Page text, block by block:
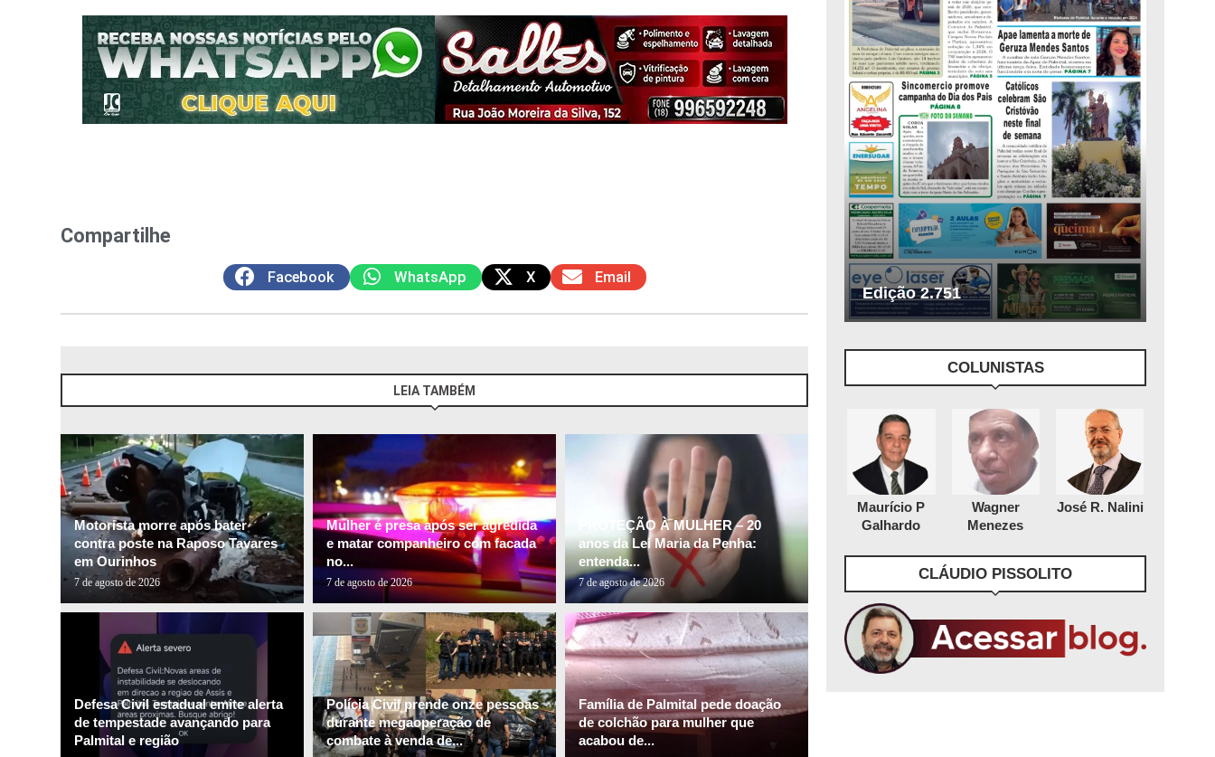
Compartilhe
Facebook WhatsApp X Email
LEIA TAMBÉM
Motorista morre após bater
contra poste na Raposo Tavares
em Ourinhos
7 de agosto de 2026
Mulher é presa após ser agredida
e matar companheiro com facada
no...
7 de agosto de 2026
PROTEÇÃO À MULHER – 20
anos da Lei Maria da Penha:
entenda...
7 de agosto de 2026
Defesa Civil estadual emite alerta
de tempestade avançando para
Palmital e região
Polícia Civil prende onze pessoas
durante megaoperação de
combate à venda de...
Família de Palmital pede doação
de colchão para mulher que
acabou de...
Edição 2.751
COLUNISTAS
Maurício P
Galhardo
Wagner
Menezes
José R. Nalini
CLÁUDIO PISSOLITO